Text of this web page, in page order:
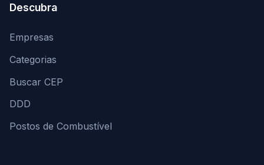
Descubra
Empresas
Categorias
Buscar CEP
DDD
Postos de Combustível